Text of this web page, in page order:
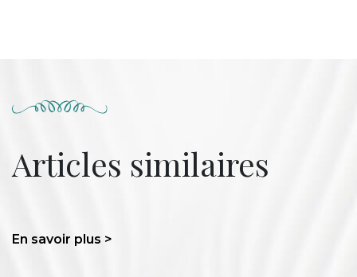
Articles similaires
En savoir plus >